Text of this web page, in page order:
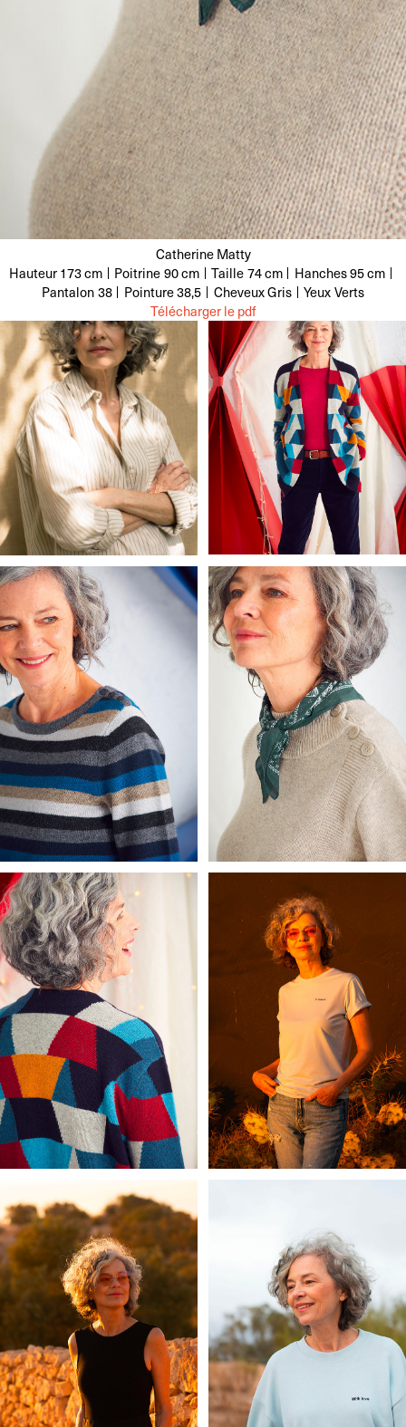
Catherine Matty
Hauteur 173 cm Poitrine90 cm Taille74 cm Hanches95 cm
Pantalon38 Pointure38,5 CheveuxGris YeuxVerts
Télécharger le pdf